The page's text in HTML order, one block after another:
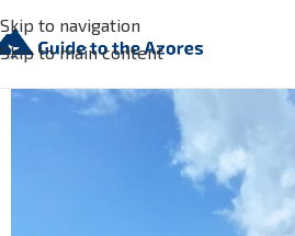
Skip to navigation
Skip to main content